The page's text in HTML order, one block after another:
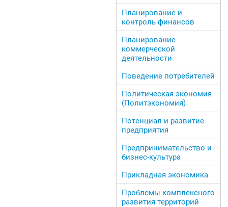
Планирование и
контроль финансов
Планирование
коммерческой
деятельности
Поведение потребителей
Политическая экономия
(Политэкономия)
Потенциал и развитие
предприятия
Предпринимательство и
бизнес-культура
Прикладная экономика
Проблемы комплексного
развития территорий